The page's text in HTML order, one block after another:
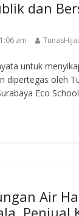
dan
am
untuk
dipertegas oleh
Eco
Air